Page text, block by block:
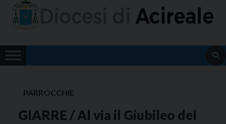
Skip
PARROCCHIE
GIARRE / Al via il Giubileo del